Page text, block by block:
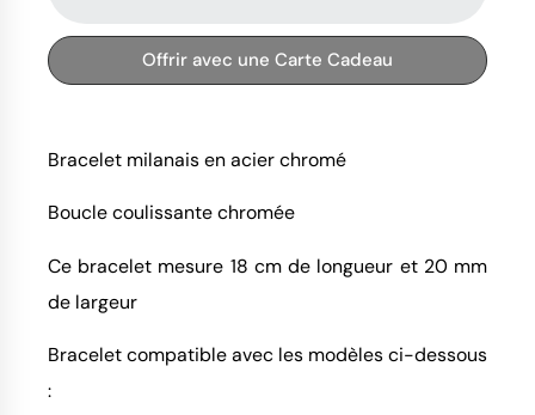
Offrir avec une Carte Cadeau
Bracelet milanais en acier chromé
Boucle coulissante chromée
Ce bracelet mesure 18 cm de longueur et 20 mm
de largeur
Bracelet compatible avec les modèles ci-dessous
: